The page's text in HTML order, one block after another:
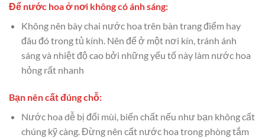
Để nước hoa ở nơi không có ánh sáng:
Không nên bày chai nước hoa trên bàn trang điểm hay
đâu đó trong tủ kính. Nên để ở một nơi kín, tránh ánh
sáng và nhiệt độ cao bởi những yếu tố này làm nước hoa
hỏng rất nhanh
Bạn nên cất đúng chỗ:
Nước hoa dễ bị đổi mùi, biến chất nếu như bạn không cất
chúng kỹ càng. Đừng nên cất nước hoa trong phòng tắm